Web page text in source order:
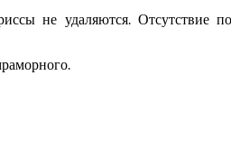
сы не удаляются. Отсутствие